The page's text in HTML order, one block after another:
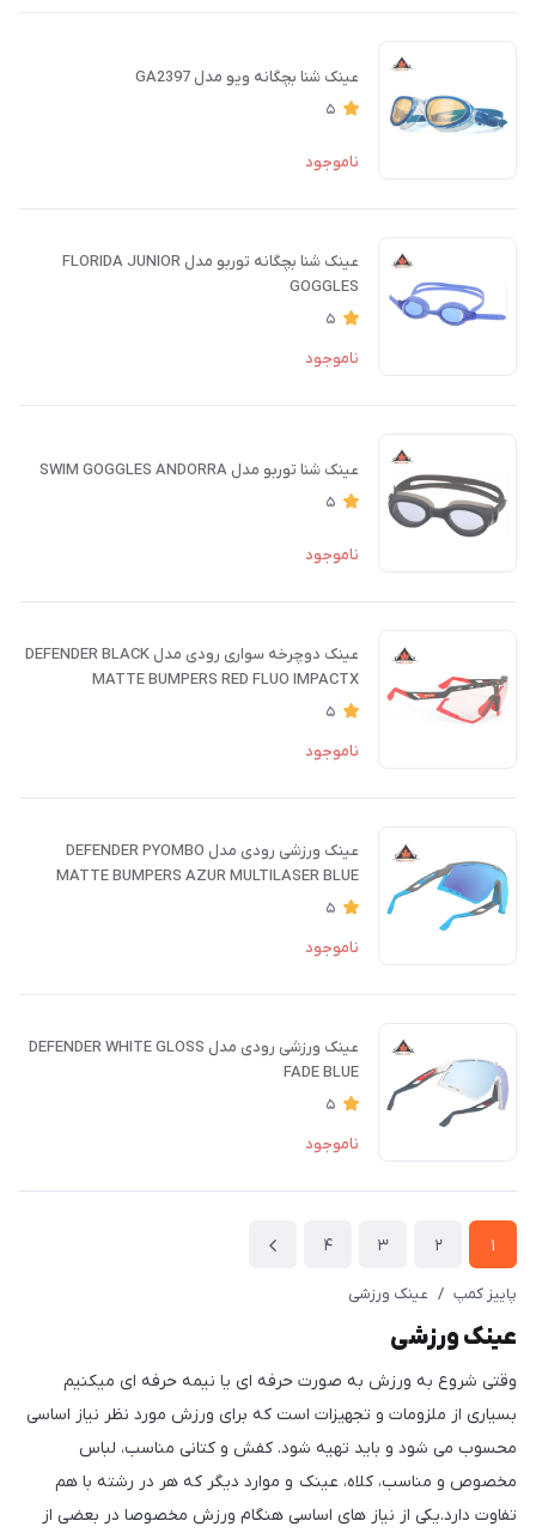
عینک شنا بچگانه ویو مدل GA2397
5
ناموجود
عینک شنا بچگانه توربو مدل FLORIDA JUNIOR
GOGGLES
5
ناموجود
عینک شنا توربو مدل SWIM GOGGLES ANDORRA
5
ناموجود
عینک دوچرخه سواری رودی مدل DEFENDER BLACK
MATTE BUMPERS RED FLUO IMPACTX
PHOTOCHROMIC
5
ناموجود
عینک ورزشی رودی مدل DEFENDER PYOMBO
MATTE BUMPERS AZUR MULTILASER BLUE
5
ناموجود
عینک ورزشی رودی مدل DEFENDER WHITE GLOSS
FADE BLUE
5
ناموجود
1
2
3
4
پاییز کمپ / عینک ورزشی
عینک ورزشی
وقتی شروع به ورزش به صورت حرفه ای یا نیمه حرفه ای میکنیم
بسیاری از ملزومات و تجهیزات است که برای ورزش مورد نظر نیاز اساسی
محسوب می شود و باید تهیه شود. کفش و کتانی مناسب، لباس
مخصوص و مناسب، کلاه، عینک و موارد دیگر که هر در رشته با هم
تفاوت دارد.یکی از نیاز های اساسی هنگام ورزش مخصوصا در بعضی از